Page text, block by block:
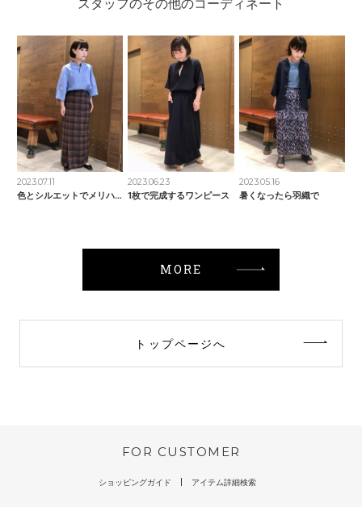
スタッフのその他のコーディネート
2023.07.11
色とシルエットでメリハリ
2023.06.23
1枚で完成するワンピース
2023.05.16
暑くなったら羽織で
MORE
トップページへ
FOR CUSTOMER
ショッピングガイド アイテム詳細検索